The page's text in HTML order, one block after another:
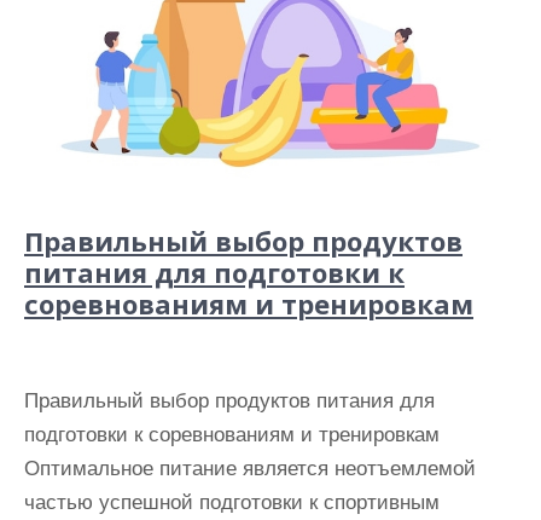
Правильный выбор продуктов
питания для подготовки к
соревнованиям и тренировкам
Правильный выбор продуктов питания для
подготовки к соревнованиям и тренировкам
Оптимальное питание является неотъемлемой
частью успешной подготовки к спортивным